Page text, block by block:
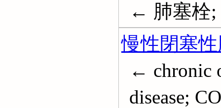
← 肺塞栓;
慢性閉塞
← chronic
disease;